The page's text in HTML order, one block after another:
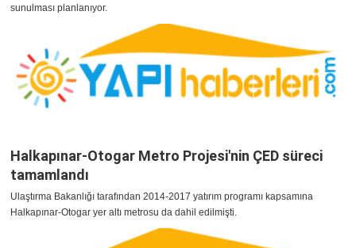
sunulması planlanıyor.
Halkapınar-Otogar Metro Projesi'nin ÇED süreci
tamamlandı
Ulaştırma Bakanlığı tarafından 2014-2017 yatırım programı kapsamına
Halkapınar-Otogar yer altı metrosu da dahil edilmişti.